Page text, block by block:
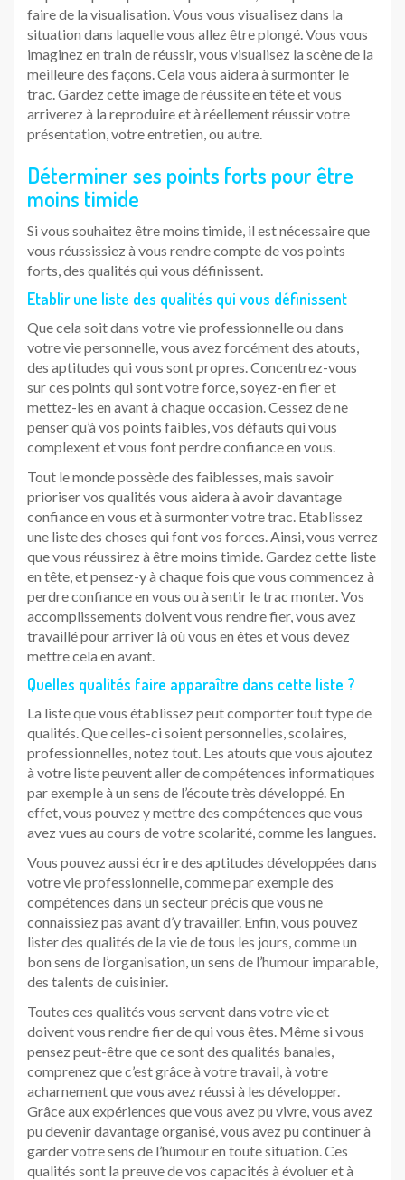
faire de la visualisation. Vous vous visualisez dans la
situation dans laquelle vous allez être plongé. Vous vous
imaginez en train de réussir, vous visualisez la scène de la
meilleure des façons. Cela vous aidera à surmonter le
trac. Gardez cette image de réussite en tête et vous
arriverez à la reproduire et à réellement réussir votre
présentation, votre entretien, ou autre.
Déterminer ses points forts pour être
moins timide
Si vous souhaitez être moins timide, il est nécessaire que
vous réussissiez à vous rendre compte de vos points
forts, des qualités qui vous définissent.
Etablir une liste des qualités qui vous définissent
Que cela soit dans votre vie professionnelle ou dans
votre vie personnelle, vous avez forcément des atouts,
des aptitudes qui vous sont propres. Concentrez-vous
sur ces points qui sont votre force, soyez-en fier et
mettez-les en avant à chaque occasion. Cessez de ne
penser qu’à vos points faibles, vos défauts qui vous
complexent et vous font perdre confiance en vous.
Tout le monde possède des faiblesses, mais savoir
prioriser vos qualités vous aidera à avoir davantage
confiance en vous et à surmonter votre trac. Etablissez
une liste des choses qui font vos forces. Ainsi, vous verrez
que vous réussirez à être moins timide. Gardez cette liste
en tête, et pensez-y à chaque fois que vous commencez à
perdre confiance en vous ou à sentir le trac monter. Vos
accomplissements doivent vous rendre fier, vous avez
travaillé pour arriver là où vous en êtes et vous devez
mettre cela en avant.
Quelles qualités faire apparaître dans cette liste ?
La liste que vous établissez peut comporter tout type de
qualités. Que celles-ci soient personnelles, scolaires,
professionnelles, notez tout. Les atouts que vous ajoutez
à votre liste peuvent aller de compétences informatiques
par exemple à un sens de l’écoute très développé. En
effet, vous pouvez y mettre des compétences que vous
avez vues au cours de votre scolarité, comme les langues.
Vous pouvez aussi écrire des aptitudes développées dans
votre vie professionnelle, comme par exemple des
compétences dans un secteur précis que vous ne
connaissiez pas avant d’y travailler. Enfin, vous pouvez
lister des qualités de la vie de tous les jours, comme un
bon sens de l’organisation, un sens de l’humour imparable,
des talents de cuisinier.
Toutes ces qualités vous servent dans votre vie et
doivent vous rendre fier de qui vous êtes. Même si vous
pensez peut-être que ce sont des qualités banales,
comprenez que c’est grâce à votre travail, à votre
acharnement que vous avez réussi à les développer.
Grâce aux expériences que vous avez pu vivre, vous avez
pu devenir davantage organisé, vous avez pu continuer à
garder votre sens de l’humour en toute situation. Ces
qualités sont la preuve de vos capacités à évoluer et à